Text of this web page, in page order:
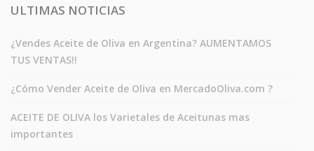
ULTIMAS NOTICIAS
¿Vendes Aceite de Oliva en Argentina? AUMENTAMOS
TUS VENTAS!!
¿Cómo Vender Aceite de Oliva en MercadoOliva.com ?
ACEITE DE OLIVA los Varietales de Aceitunas mas
importantes